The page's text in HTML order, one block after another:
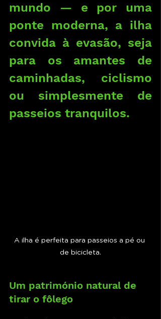
mundo — e por uma
ponte moderna, a ilha
convida à evasão, seja
para os amantes de
caminhadas, ciclismo
ou simplesmente de
passeios tranquilos.
A ilha é perfeita para passeios a pé ou
de bicicleta.
Um património natural de
tirar o fôlego